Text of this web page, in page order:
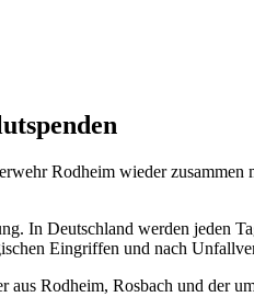
Rodheim wieder
In Deutschland werden jeden
Eingriffen und nach
Rodheim, Rosbach und der